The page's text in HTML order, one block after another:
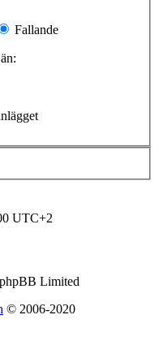
Fallande
UTC+2
Limited
© 2006-2020